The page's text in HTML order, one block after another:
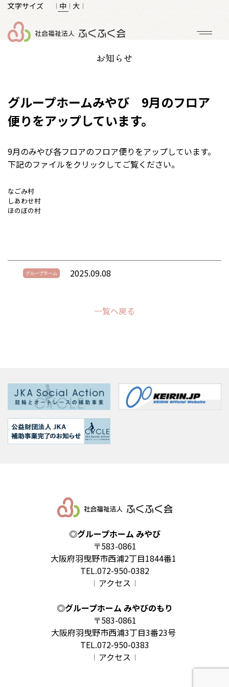
文字サイズ 𝄀 中 𝄀 大 𝄀
お知らせ
グループホームみやび 9月のフロア
便りをアップしています。
9月のみやび各フロアのフロア便りをアップしています。
下記のファイルをクリックしてご覧ください。
なごみ村
しあわせ村
ほのぼの村
グループホーム 2025.09.08
一覧へ戻る
◎グループホーム みやび
〒583-0861
大阪府羽曳野市西浦2丁目1844番1
TEL.072-950-0382
𝄀 アクセス 𝄀
◎グループホーム みやびのもり
〒583-0861
大阪府羽曳野市西浦3丁目3番23号
TEL.072-950-0383
𝄀 アクセス 𝄀